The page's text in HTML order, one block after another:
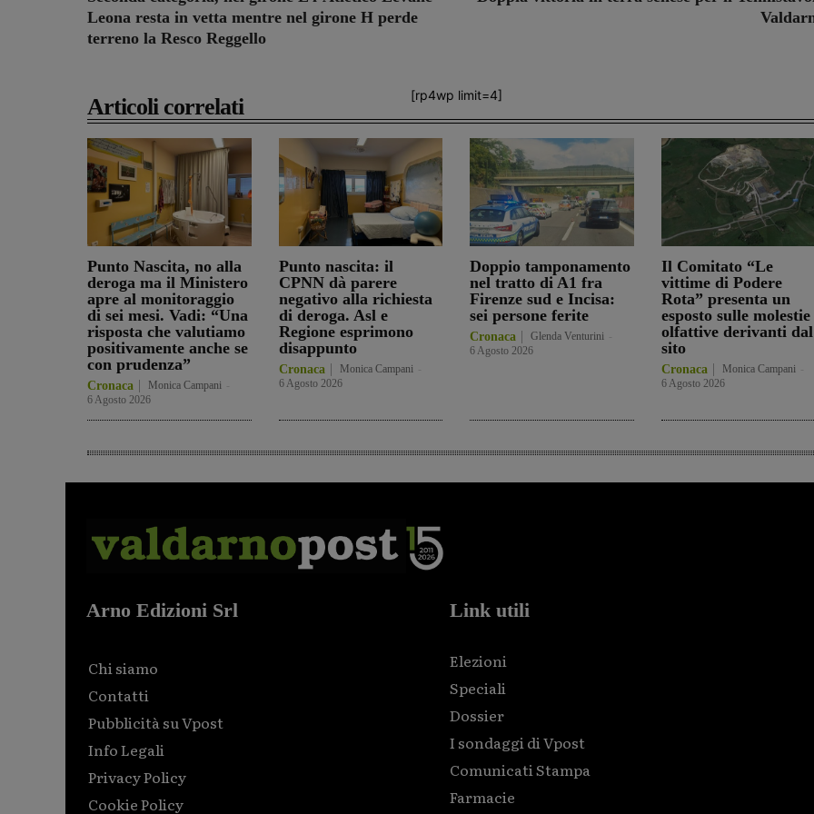
Leona resta in vetta mentre nel girone H perde
terreno la Resco Reggello
[rp4wp limit=4]
Articoli correlati
Punto Nascita, no alla
deroga ma il Ministero
apre al monitoraggio
di sei mesi. Vadi: “Una
risposta che valutiamo
positivamente anche se
con prudenza”
Cronaca Monica Campani
6 Agosto 2026
Punto nascita: il
CPNN dà parere
negativo alla richiesta
di deroga. Asl e
Regione esprimono
disappunto
Cronaca Monica Campani
6 Agosto 2026
Doppio tamponamento
nel tratto di A1 fra
Firenze sud e Incisa:
sei persone ferite
Cronaca Glenda Venturini
6 Agosto 2026
Il Comitato “Le
vittime di Podere
Rota” presenta un
esposto sulle molestie
olfattive derivanti dal
sito
Cronaca Monica Campani
6 Agosto 2026
Arno Edizioni Srl
Chi siamo
Contatti
Pubblicità su Vpost
Info Legali
Privacy Policy
Cookie Policy
Link utili
Elezioni
Speciali
Dossier
I sondaggi di Vpost
Comunicati Stampa
Farmacie